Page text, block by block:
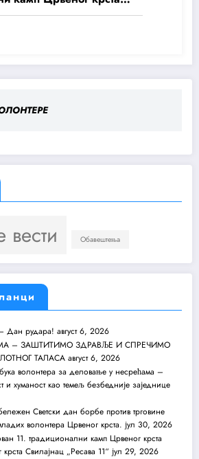
крста Свилајнац
вести Обавештења
Дан рудара! август 6, 2026
– ЗАШТИТИМО ЗДРАВЉЕ И СПРЕЧИМО
ТАЛАСА август 6, 2026
волонтера за деловање у несрећама –
хуманост као темељ безбедније заједнице
Светски дан борбе против трговине
волонтера Црвеног крста. јул 30, 2026
11. традиционални камп Црвеног крста
Свилајнац „Ресава 11“ јул 29, 2026